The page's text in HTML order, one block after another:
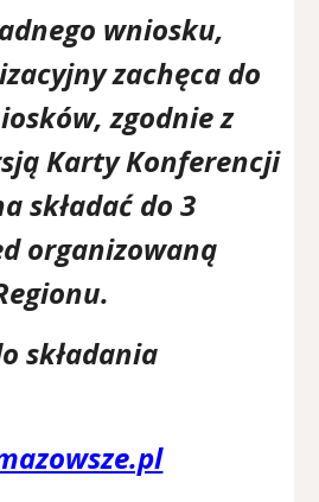
wniosku,
zachęca do
zgodnie z
Karty Konferencji
składać do 3
organizowaną
składania